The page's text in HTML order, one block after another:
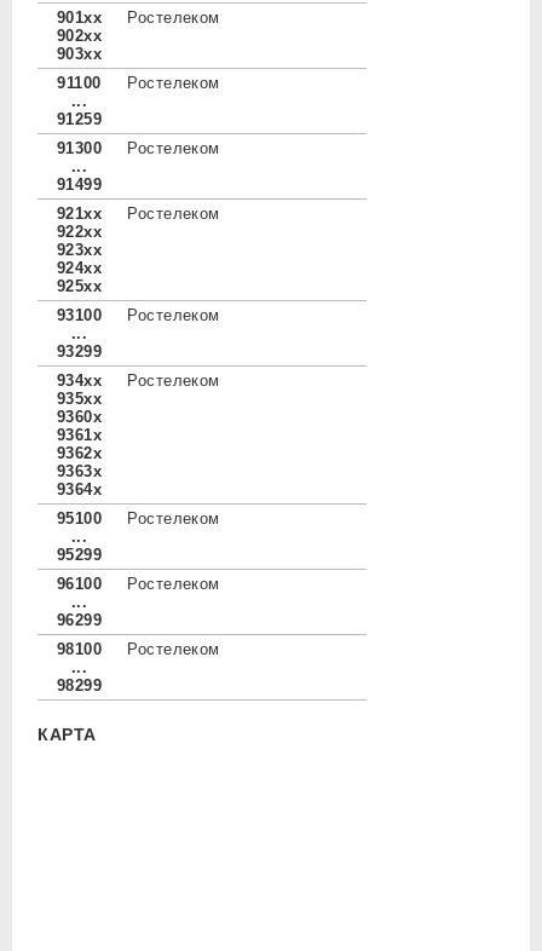
901xx
902xx
903xx
Ростелеком
91100
...
91259
Ростелеком
91300
...
91499
Ростелеком
921xx
922xx
923xx
924xx
925xx
Ростелеком
93100
...
93299
Ростелеком
934xx
935xx
9360x
9361x
9362x
9363x
9364x
Ростелеком
95100
...
95299
Ростелеком
96100
...
96299
Ростелеком
98100
...
98299
Ростелеком
КАРТА